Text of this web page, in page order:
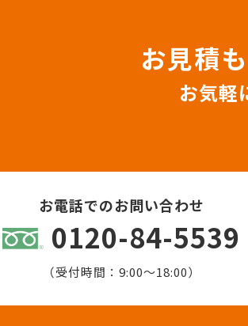
お見積
お気軽
お電話でのお問い合わせ
0120-84-5539
（受付時間：9:00〜18:00）